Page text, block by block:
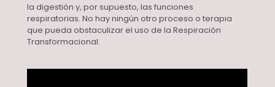
la digestión y, por supuesto, las funciones
respiratorias. No hay ningún otro proceso o terapia
que pueda obstaculizar el uso de la Respiración
Transformacional.